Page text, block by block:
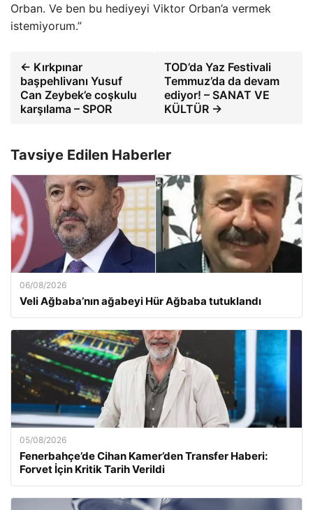
Orban. Ve ben bu hediyeyi Viktor Orban’a vermek
istemiyorum.”
← Kırkpınar
başpehlivanı Yusuf
Can Zeybek’e coşkulu
karşılama – SPOR
TOD’da Yaz Festivali
Temmuz’da da devam
ediyor! – SANAT VE
KÜLTÜR →
Tavsiye Edilen Haberler
06/08/2026
Veli Ağbaba’nın ağabeyi Hür Ağbaba tutuklandı
05/08/2026
Fenerbahçe’de Cihan Kamer’den Transfer Haberi:
Forvet İçin Kritik Tarih Verildi